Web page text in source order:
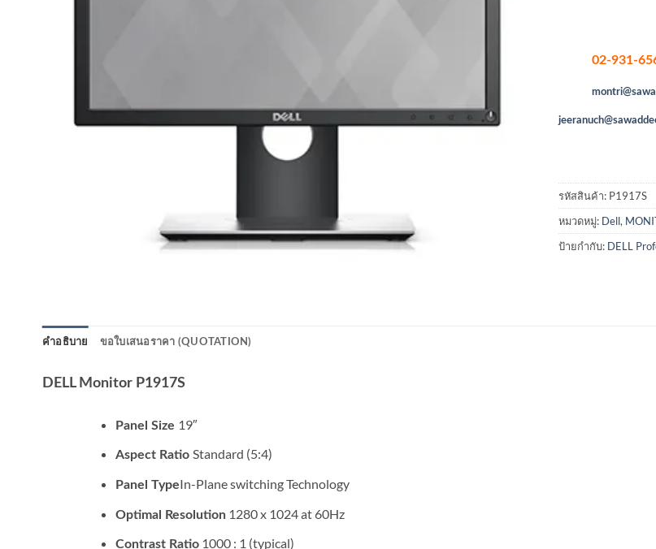
02-931-
รหัสสินค้า: P1917S
หมวดหมู่: Dell,
ป้ายกำกับ: DELL
คำอธิบาย ขอใบเสนอราคา (QUOTATION)
DELL Monitor P1917S
Panel Size 19″
Aspect Ratio Standard (5:4)
Panel TypeIn-Plane switching Technology
Optimal Resolution 1280 x 1024 at 60Hz
Contrast Ratio1000 : 1 (typical)